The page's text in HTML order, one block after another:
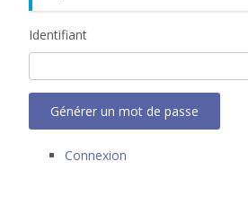
Identifiant
Générer un mot de passe
Connexion